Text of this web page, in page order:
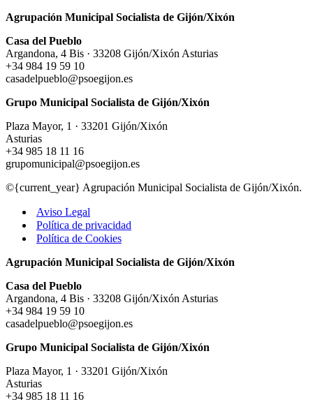
de
situación
laboral
en
la
Agrupación Municipal Socialista de Gijón/Xixón
Casa del Pueblo
Argandona, 4 Bis · 33208 Gijón/Xixón Asturias
+34 984 19 59 10
casadelpueblo@psoegijon.es
Grupo Municipal Socialista de Gijón/Xixón
Plaza Mayor, 1 · 33201 Gijón/Xixón
Asturias
+34 985 18 11 16
grupomunicipal@psoegijon.es
©{current_year} Agrupación Municipal Socialista de Gijón/Xixón.
Aviso Legal
Política de privacidad
Política de Cookies
Agrupación Municipal Socialista de Gijón/Xixón
Casa del Pueblo
Argandona, 4 Bis · 33208 Gijón/Xixón Asturias
+34 984 19 59 10
casadelpueblo@psoegijon.es
Grupo Municipal Socialista de Gijón/Xixón
Plaza Mayor, 1 · 33201 Gijón/Xixón
Asturias
+34 985 18 11 16